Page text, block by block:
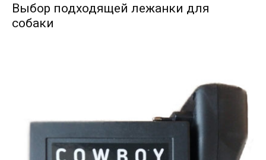
Выбор подходящей лежанки для
собаки